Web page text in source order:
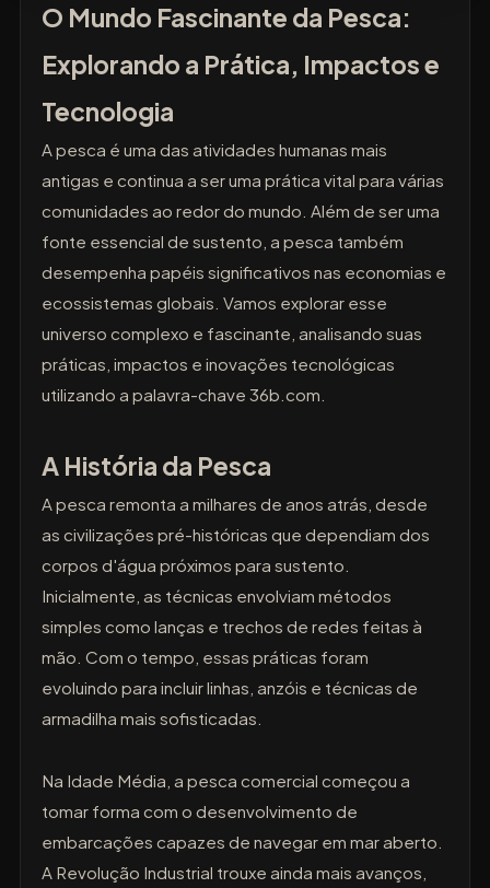
O Mundo Fascinante da Pesca:
Explorando a Prática, Impactos e
Tecnologia
A pesca é uma das atividades humanas mais
antigas e continua a ser uma prática vital para várias
comunidades ao redor do mundo. Além de ser uma
fonte essencial de sustento, a pesca também
desempenha papéis significativos nas economias e
ecossistemas globais. Vamos explorar esse
universo complexo e fascinante, analisando suas
práticas, impactos e inovações tecnológicas
utilizando a palavra-chave 36b.com.
A História da Pesca
A pesca remonta a milhares de anos atrás, desde
as civilizações pré-históricas que dependiam dos
corpos d'água próximos para sustento.
Inicialmente, as técnicas envolviam métodos
simples como lanças e trechos de redes feitas à
mão. Com o tempo, essas práticas foram
evoluindo para incluir linhas, anzóis e técnicas de
armadilha mais sofisticadas.
Na Idade Média, a pesca comercial começou a
tomar forma com o desenvolvimento de
embarcações capazes de navegar em mar aberto.
A Revolução Industrial trouxe ainda mais avanços,